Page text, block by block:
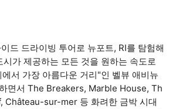
드 드라이빙 투어로 뉴포트, RI를 탐험해
시가 제공하는 모든 것을 원하는 속도로
서 가장 아름다운 거리"인 벨뷰 애비뉴
면서 The Breakers, Marble House, Th
Château-sur-mer 등 화려한 금박 시대